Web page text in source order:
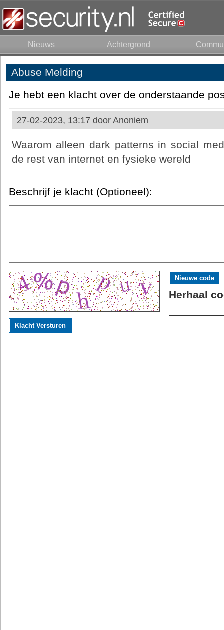
Nieuws Achtergrond
Abuse Melding
Je hebt een klacht over de onderstaande
27-02-2023, 13:17 door Anoniem
Waarom alleen dark patterns in social
de rest van internet en fysieke wereld
Beschrijf je klacht (Optioneel):
Nieuwe code
Herhaal
Klacht Versturen